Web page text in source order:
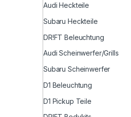
Audi Heckteile
Subaru Heckteile
DR!FT Beleuchtung
Audi Scheinwerfer/Grills
Subaru Scheinwerfer
D1 Beleuchtung
D1 Pickup Teile